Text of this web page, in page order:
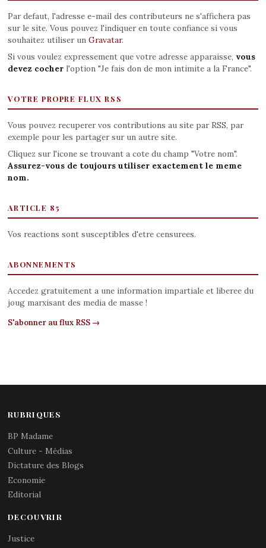
Par defaut, l'adresse e-mail des contributeurs ne s'affichera pas
sur le site. Vous pouvez l'indiquer en toute confiance si vous
souhaitez utiliser un Gravatar.
Si vous voulez expressement que votre adresse apparaisse, vous
devez cocherl'option "Je fais don de mon intimite a la France".
VOTRE PROPRE FLUX RSS
Vous pouvez recuperer vos contributions au site par RSS, par
exemple pour les partager sur un autre site.
Cliquez sur l'icone se trouvant a cote du champ "Votre nom".
Assurez-vous de toujours utiliser exactement le meme
nom.
ARTICLE 85
Vos reactions sont susceptibles d'etre censurees.
ABONNEMENTS
Accedez gratuitement a une information impartiale et liberee du
joug marxisant des media de masse !
S'abonner au flux RSS →
RUBRIQUES
BP Madame
Culture - Médias
Dictature des Blogs
Economie
Editorial
DECOUVRIR
Justice